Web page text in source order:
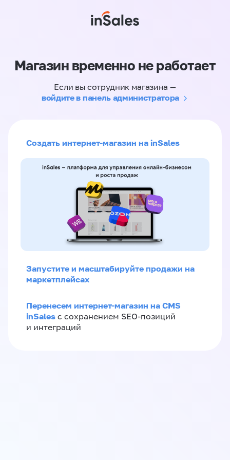
Магазин временно не работает
Если вы сотрудник магазина —
войдите в панель администратора
Создать интернет-магазин на inSales
Запустите и масштабируйте продажи на
маркетплейсах
Перенесем интернет-магазин на CMS
inSales с сохранением SEO-позиций
и интеграций